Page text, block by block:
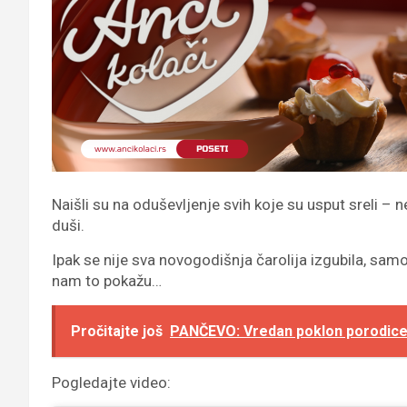
Naišli su na oduševljenje svih koje su usput sreli –
duši.
Ipak se nije sva novogodišnja čarolija izgubila,
nam to pokažu…
Pročitajte još PANČEVO: Vredan poklon
Pogledajte video: